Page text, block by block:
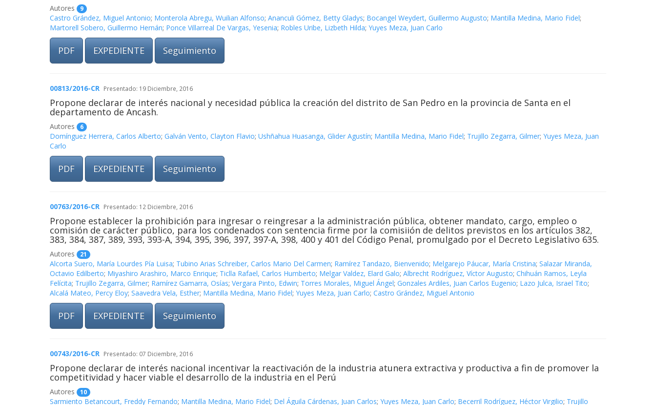
Autores 9
Castro Grández, Miguel Antonio; Monterola Abregu, Wuilian Alfonso; Ananculi Gómez, Betty Gladys; Bocangel Weydert, Guillermo Augusto; Mantilla Medina, Mario Fidel;
Martorell Sobero, Guillermo Hernán; Ponce Villarreal De Vargas, Yesenia; Robles Uribe, Lizbeth Hilda; Yuyes Meza, Juan Carlo
PDF EXPEDIENTE Seguimiento
00813/2016-CR Presentado: 19 Diciembre, 2016
Propone declarar de interés nacional y necesidad pública la creación del distrito de San Pedro en la provincia de Santa en el
departamento de Ancash.
Autores 6
Domínguez Herrera, Carlos Alberto; Galván Vento, Clayton Flavio; Ushñahua Huasanga, Glider Agustín; Mantilla Medina, Mario Fidel; Trujillo Zegarra, Gilmer; Yuyes Meza, Juan
Carlo
PDF EXPEDIENTE Seguimiento
00763/2016-CR Presentado: 12 Diciembre, 2016
Propone establecer la prohibición para ingresar o reingresar a la administración pública, obtener mandato, cargo, empleo o
comisión de carácter público, para los condenados con sentencia firme por la comisiión de delitos previstos en los artículos 382,
383, 384, 387, 389, 393, 393-A, 394, 395, 396, 397, 397-A, 398, 400 y 401 del Código Penal, promulgado por el Decreto Legislativo 635.
Autores 21
Alcorta Suero, María Lourdes Pía Luisa; Tubino Arias Schreiber, Carlos Mario Del Carmen; Ramírez Tandazo, Bienvenido; Melgarejo Páucar, María Cristina; Salazar Miranda,
Octavio Edilberto; Miyashiro Arashiro, Marco Enrique; Ticlla Rafael, Carlos Humberto; Melgar Valdez, Elard Galo; Albrecht Rodríguez, Víctor Augusto; Chihuán Ramos, Leyla
Felícita; Trujillo Zegarra, Gilmer; Ramírez Gamarra, Osías; Vergara Pinto, Edwin; Torres Morales, Miguel Ángel; Gonzales Ardiles, Juan Carlos Eugenio; Lazo Julca, Israel Tito;
Alcalá Mateo, Percy Eloy; Saavedra Vela, Esther; Mantilla Medina, Mario Fidel; Yuyes Meza, Juan Carlo; Castro Grández, Miguel Antonio
PDF EXPEDIENTE Seguimiento
00743/2016-CR Presentado: 07 Diciembre, 2016
Propone declarar de interés nacional incentivar la reactivación de la industria atunera extractiva y productiva a fin de promover la
competitividad y hacer viable el desarrollo de la industria en el Perú
Autores 10
Sarmiento Betancourt, Freddy Fernando; Mantilla Medina, Mario Fidel; Del Águila Cárdenas, Juan Carlos; Yuyes Meza, Juan Carlo; Becerril Rodríguez, Héctor Virgilio; Trujillo